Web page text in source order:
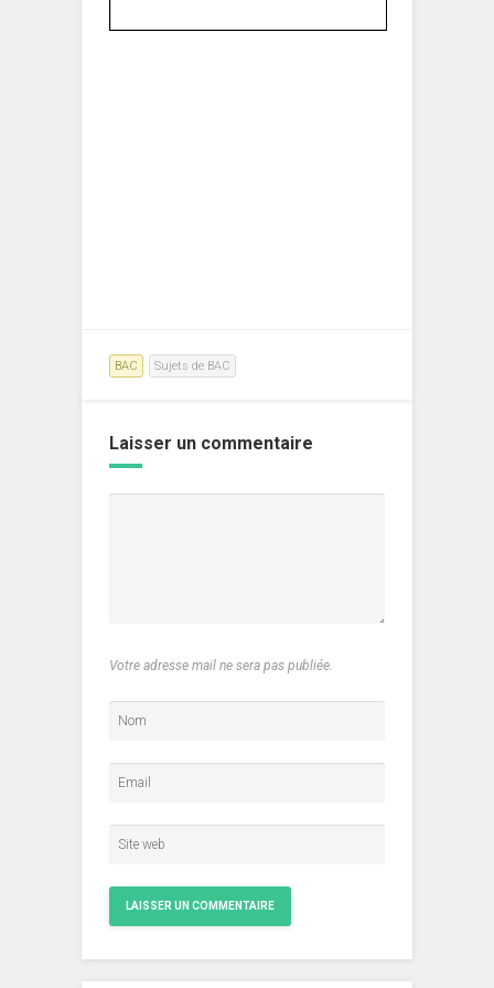
BAC Sujets de BAC
Laisser un commentaire
Votre adresse mail ne sera pas publiée.